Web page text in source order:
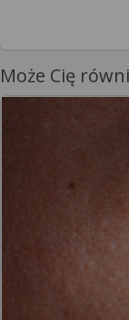
Może Cię